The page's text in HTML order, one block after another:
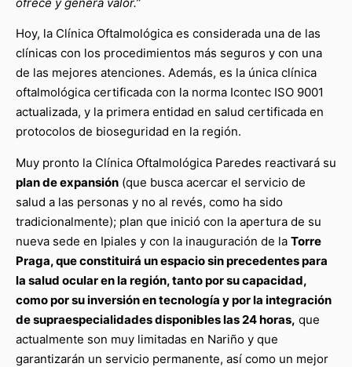
Hoy, la Clínica Oftalmológica es considerada una de las
clínicas con los procedimientos más seguros y con una
de las mejores atenciones. Además, es la única clínica
oftalmológica certificada con la norma Icontec ISO 9001
actualizada, y la primera entidad en salud certificada en
protocolos de bioseguridad en la región.
Muy pronto la Clínica Oftalmológica Paredes reactivará su
plan de expansión (que busca acercar el servicio de
salud a las personas y no al revés, como ha sido
tradicionalmente); plan que inició con la apertura de su
nueva sede en Ipiales y con la inauguración de la Torre
Praga, que constituirá un espacio sin precedentes para
la salud ocular en la región, tanto por su capacidad,
como por su inversión en tecnología y por la integración
de supraespecialidades disponibles las 24 horas, que
actualmente son muy limitadas en Nariño y que
garantizarán un servicio permanente, así como un mejor